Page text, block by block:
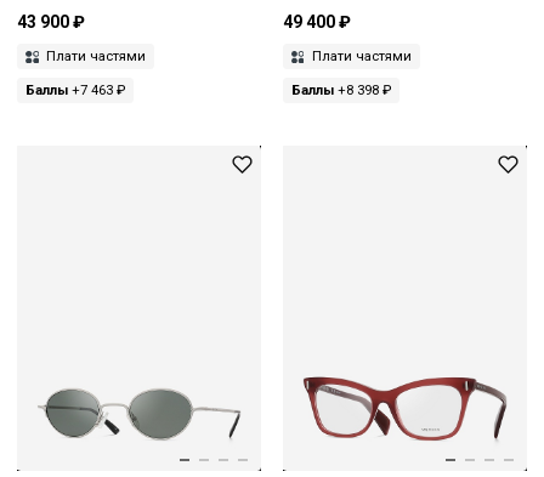
43 900 ₽
Плати частями
Баллы +7 463 ₽
49 400 ₽
Плати частями
Баллы+8 398 ₽